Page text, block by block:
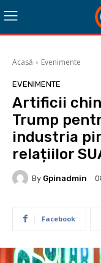
Acasă Evenimente
EVENIMENTE
Artificii
Trump
industria
relațiilor
By Gpinadmin
Facebook